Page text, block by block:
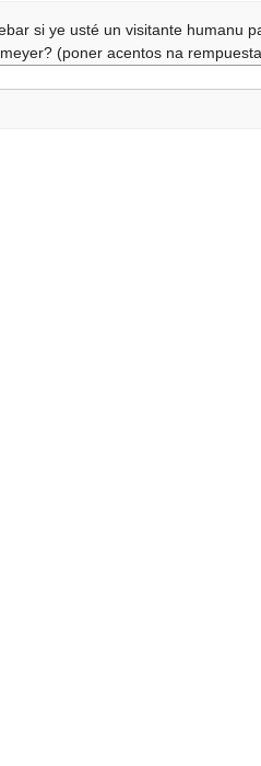
si ye usté un visitante humanu
(poner acentos na